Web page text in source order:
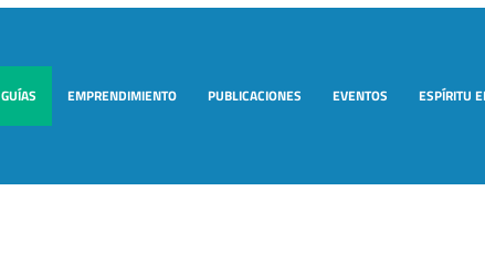
GUÍAS EMPRENDIMIENTO PUBLICACIONES EVENTOS ESPÍRITU